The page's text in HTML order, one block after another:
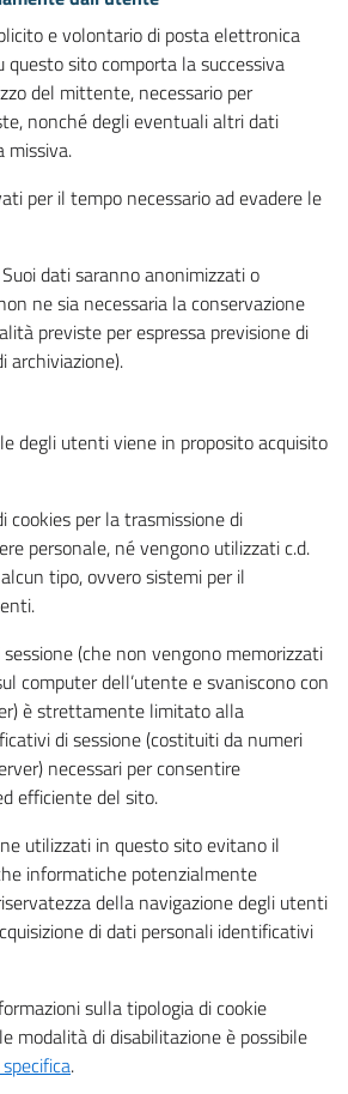
e volontario di posta elettronica
questo sito comporta la successiva
del mittente, necessario per
nonché degli eventuali altri dati
missiva.
per il tempo necessario ad evadere le
dati saranno anonimizzati o
ne sia necessaria la conservazione
previste per espressa previsione di
archiviazione).
degli utenti viene in proposito acquisito
cookies per la trasmissione di
personale, né vengono utilizzati c.d.
tipo, ovvero sistemi per il
sessione (che non vengono memorizzati
computer dell’utente e svaniscono con
è strettamente limitato alla
di sessione (costituiti da numeri
necessari per consentire
efficiente del sito.
utilizzati in questo sito evitano il
informatiche potenzialmente
della navigazione degli utenti
di dati personali identificativi
sulla tipologia di cookie
modalità di disabilitazione è possibile
.